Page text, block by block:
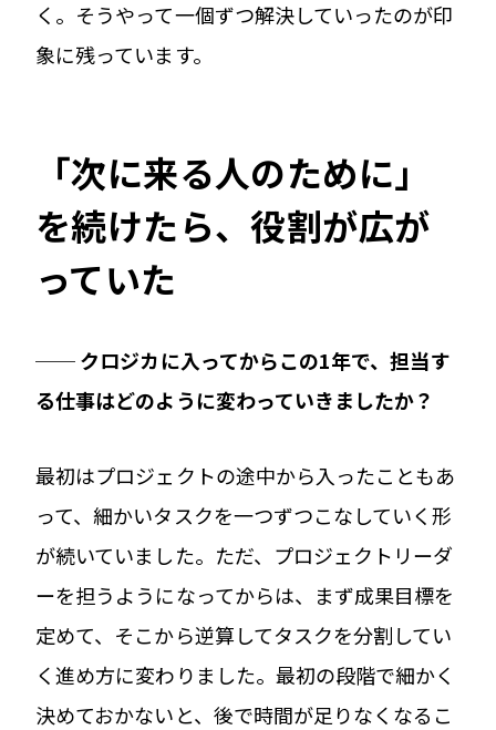
く。そうやって一個ずつ解決していったのが印
象に残っています。
「次に来る人のために」
を続けたら、役割が広が
っていた
── クロジカに入ってからこの1年で、担当す
る仕事はどのように変わっていきましたか？
最初はプロジェクトの途中から入ったこともあ
って、細かいタスクを一つずつこなしていく形
が続いていました。ただ、プロジェクトリーダ
ーを担うようになってからは、まず成果目標を
定めて、そこから逆算してタスクを分割してい
く進め方に変わりました。最初の段階で細かく
決めておかないと、後で時間が足りなくなるこ